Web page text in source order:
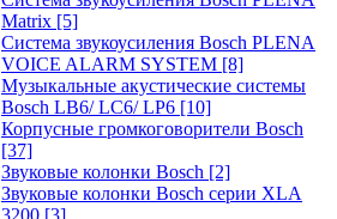
Matrix [5]
Система звукоусиления Bosch PLENA
VOICE ALARM SYSTEM [8]
Музыкальные акустические системы
Bosch LB6/ LC6/ LP6 [10]
Корпусные громкоговорители Bosch
[37]
Звуковые колонки Bosch [2]
Звуковые колонки Bosch серии XLA
3200 [3]